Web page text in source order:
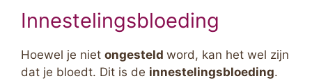
Innestelingsbloeding
Hoewel je niet ongesteld word, kan het wel zijn
dat je bloedt. Dit is de innestelingsbloeding.